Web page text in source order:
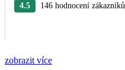
4.5
146 hodnocení zákazníků
zobrazit více